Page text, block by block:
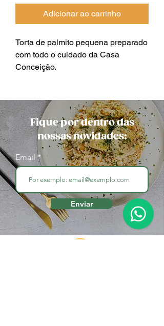
Adicionar ao carrinho
Torta de palmito pequena preparado
com todo o cuidado da Casa
Conceição.
Fique por dentro das
nossas novidades:
Email
Enviar